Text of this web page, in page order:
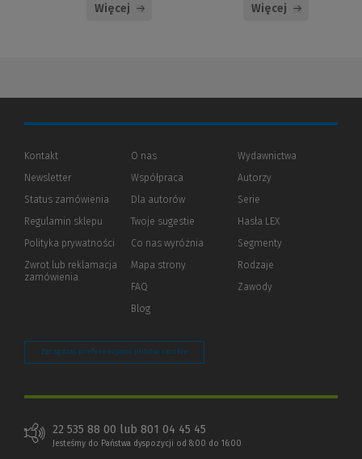
Więcej Więcej
Kontakt
Newsletter
Status zamówienia
Regulamin sklepu
Polityka prywatności (Nowe
(Link
innej
Zwrot lub reklamacja
zamówienia
O nas
Współpraca
Dla autorów(Nowe
(Link
innej
Twoje sugestie
Co nas wyróżnia
Mapa strony
FAQ
Blog
Wydawnictwa
Autorzy
Serie
Hasła LEX
Segmenty
Rodzaje
Zawody
Zarządzaj preferencjami plików cookie
22 535 88 00 lub 801 04 45 45
Jesteśmy do Państwa dyspozycji od 8:00 do 16:00